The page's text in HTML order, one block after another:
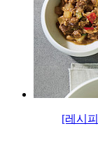
[레시